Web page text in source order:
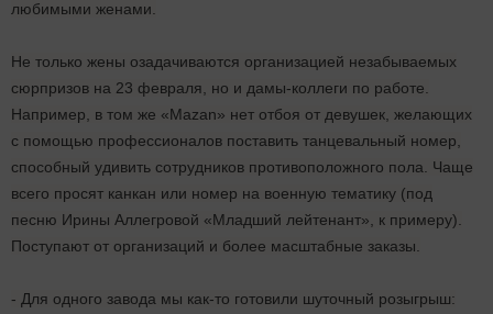
любимыми женами.
Не только жены озадачиваются организацией незабываемых
сюрпризов на 23 февраля, но и дамы-коллеги по работе.
Например, в том же «Mazan» нет отбоя от девушек, желающих
с помощью профессионалов поставить танцевальный номер,
способный удивить сотрудников противоположного пола. Чаще
всего просят канкан или номер на военную тематику (под
песню Ирины Аллегровой «Младший лейтенант», к примеру).
Поступают от организаций и более масштабные заказы.
- Для одного завода мы как-то готовили шуточный розыгрыш: